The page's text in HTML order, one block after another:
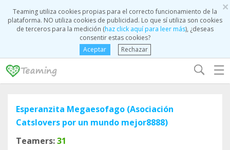
×
Teaming utiliza cookies propias para el correcto funcionamiento de la
plataforma. NO utiliza cookies de publicidad. Lo que sí utiliza son cookies
de terceros para la medición (haz click aquí para leer más), ¿deseas
consentir estas cookies?
Aceptar
Rechazar
☰
Esperanzita Megaesofago (Asociación
Catslovers por un mundo mejor8888)
Teamers:31